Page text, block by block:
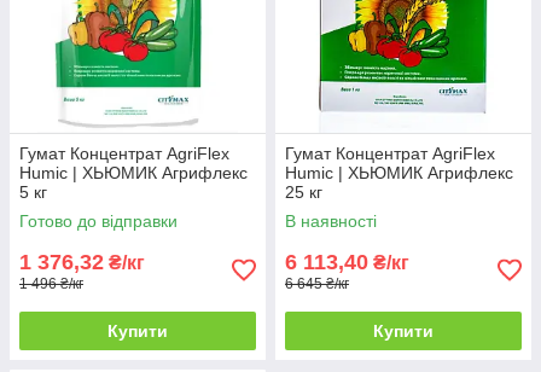
Гумат Концентрат AgriFlex
Humic | ХЬЮМИК Агрифлекс
5 кг
Готово до відправки
1 376,32 ₴/кг
1 496 ₴/кг
Купити
Гумат Концентрат AgriFlex
Humic | ХЬЮМИК Агрифлекс
25 кг
В наявності
6 113,40 ₴/кг
6 645 ₴/кг
Купити